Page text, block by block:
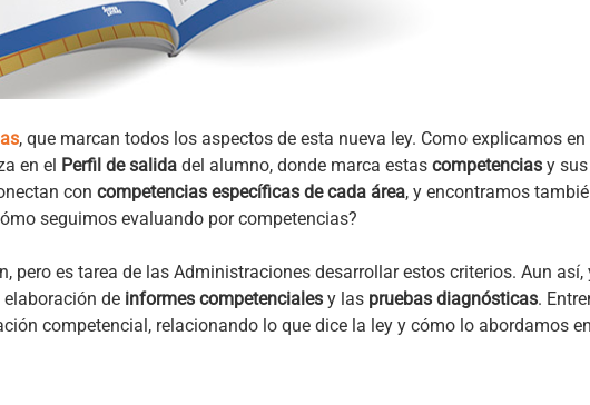
, que marcan todos los aspectos de esta nueva ley. Como explicamos en
en el Perfil de salida del alumno, donde marca estas competencias y sus
con competencias específicas de cada área, y encontramos
seguimos evaluando por competencias?
pero es tarea de las Administraciones desarrollar estos criterios. Aun así,
elaboración de informes competenciales y las pruebas diagnósticas.
competencial, relacionando lo que dice la ley y cómo lo abordamos